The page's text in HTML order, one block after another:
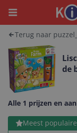
Menu
Terug naar
de
Alle 1 prijzen en
Meest
Bekijk product